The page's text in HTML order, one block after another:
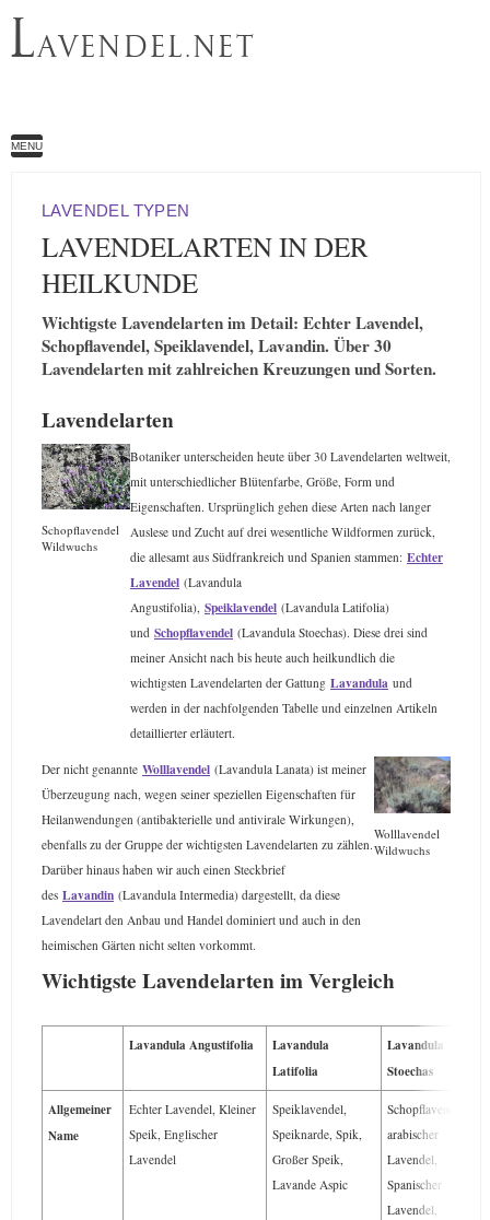
LAVENDEL.NET
MENU
LAVENDEL TYPEN
LAVENDELARTEN IN DER
HEILKUNDE
Wichtigste Lavendelarten im Detail: Echter Lavendel,
Schopflavendel, Speiklavendel, Lavandin. Über 30
Lavendelarten mit zahlreichen Kreuzungen und Sorten.
Lavendelarten
Schopflavendel
Wildwuchs
Botaniker unterscheiden heute über 30 Lavendelarten weltweit,
mit unterschiedlicher Blütenfarbe, Größe, Form und
Eigenschaften. Ursprünglich gehen diese Arten nach langer
Auslese und Zucht auf drei wesentliche Wildformen zurück,
die allesamt aus Südfrankreich und Spanien stammen: Echter
Lavendel (Lavandula
Angustifolia), Speiklavendel (Lavandula Latifolia)
und Schopflavendel (Lavandula Stoechas). Diese drei sind
meiner Ansicht nach bis heute auch heilkundlich die
wichtigsten Lavendelarten der Gattung Lavandula und
werden in der nachfolgenden Tabelle und einzelnen Artikeln
detaillierter erläutert.
Der nicht genannte Wolllavendel (Lavandula Lanata) ist meiner
Überzeugung nach, wegen seiner speziellen Eigenschaften für
Heilanwendungen (antibakterielle und antivirale Wirkungen),
ebenfalls zu der Gruppe der wichtigsten Lavendelarten zu zählen.
Darüber hinaus haben wir auch einen Steckbrief
des Lavandin (Lavandula Intermedia) dargestellt, da diese
Lavendelart den Anbau und Handel dominiert und auch in den
heimischen Gärten nicht selten vorkommt.
Wolllavendel
Wildwuchs
Wichtigste Lavendelarten im Vergleich
Lavandula Angustifolia
Lavandula
Latifolia
Lavandula
Stoechas
Allgemeiner
Name
Echter Lavendel, Kleiner
Speik, Englischer
Lavendel
Speiklavendel,
Speiknarde, Spik,
Großer Speik,
Lavande Aspic
Schopflavendel,
arabischer
Lavendel,
Spanischer
Lavendel,